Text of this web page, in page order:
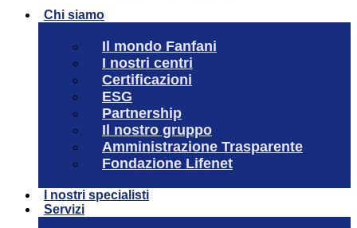
Chi siamo
Il mondo Fanfani
I nostri centri
Certificazioni
ESG
Partnership
Il nostro gruppo
Amministrazione Trasparente
Fondazione Lifenet
I nostri specialisti
Servizi